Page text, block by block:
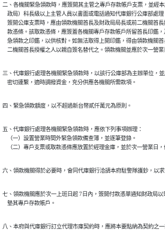
二、各機關緊急領款時，應簽開其主管之專戶存款帳戶支票，並經
政局）科長級以上主管人員以書面或電話通知代庫銀行公庫部處
簽開公庫支票時，應由領款機關首長及財政局局長或前二機關首
款憑條。該取款憑條，應簽蓋各機關專戶存款帳戶所留首長印鑑
急領款之印鑑，以供核對。如無法取得上開印鑑，得由領款機關
三、代庫銀行處理各機關緊急領款時，以該行公庫部為主辦單位，
五、代庫銀行處理各機關緊急領款時，應依下列事項辦理：
    （一）設置營業時間外緊急領款備查簿，並逐筆登錄。
六、領款機關得於必要時，會同代庫銀行洽請本府駐警隊護鈔，以求
七、領款機關應於次一上班日起 7日內，簽開付款憑單通知財政局
    墊其專戶存款帳戶。
八、本府與代庫銀行訂立代理市庫契約時，應將本要點納為契約之一